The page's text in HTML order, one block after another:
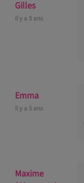
Gilles
il y a 5 ans
Emma
il y a 5 ans
Maxime